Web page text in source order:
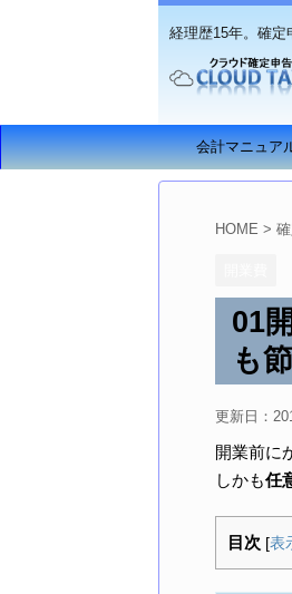
経理歴15年。確定
会計マニュア
HOME >
01
も
更新日：
開業前に
しかも任
目次 [表